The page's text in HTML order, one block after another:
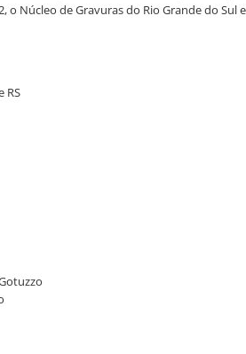
Núcleo de Gravuras do Rio Grande do
RS